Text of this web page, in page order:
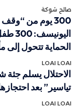
صالح شوكة
300 يوم من
الحماية تتحول إلى
LOAI LOAI
الاحتلال يسلم جثة
تياسير” بعد
LOAI LOAI